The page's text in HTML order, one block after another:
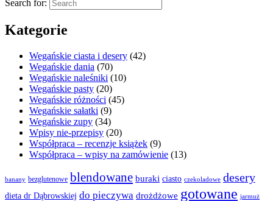
Search for:
Kategorie
Wegańskie ciasta i desery (42)
Wegańskie dania (70)
Wegańskie naleśniki (10)
Wegańskie pasty (20)
Wegańskie różności (45)
Wegańskie sałatki (9)
Wegańskie zupy (34)
Wpisy nie-przepisy (20)
Współpraca – recenzje książek (9)
Współpraca – wpisy na zamówienie (13)
banany bezglutenowe blendowane buraki ciasto czekoladowe desery
dieta dr Dąbrowskiej do pieczywa drożdżowe gotowane jarmuż